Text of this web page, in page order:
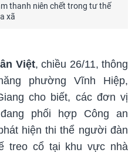
thanh niên chết trong tư thế
xã
Việt, chiều 26/11, thông
phường Vĩnh Hiệp,
cho biết, các đơn vị
phối hợp Công an
hiện thi thể người đàn
treo cổ tại khu vực nhà